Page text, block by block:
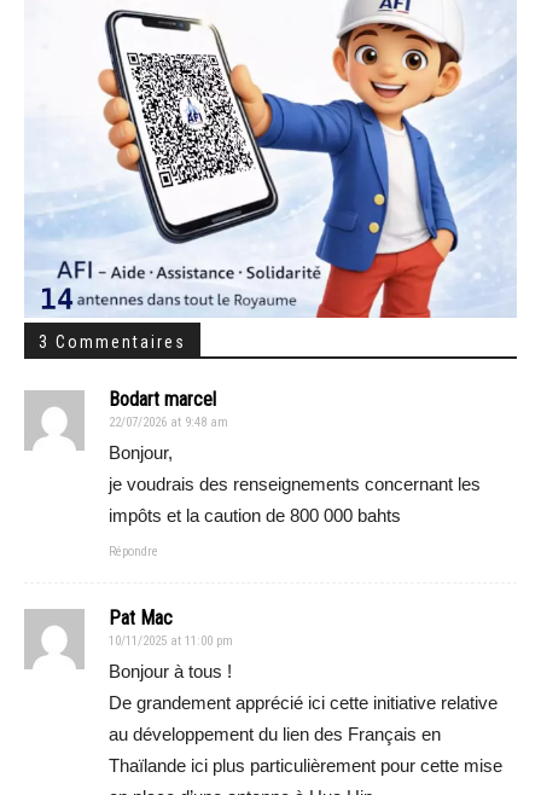
3 Commentaires
Bodart marcel
22/07/2026 at 9:48 am
Bonjour,
je voudrais des renseignements concernant les
impôts et la caution de 800 000 bahts
Répondre
Pat Mac
10/11/2025 at 11:00 pm
Bonjour à tous !
De grandement apprécié ici cette initiative relative
au développement du lien des Français en
Thaïlande ici plus particulièrement pour cette mise